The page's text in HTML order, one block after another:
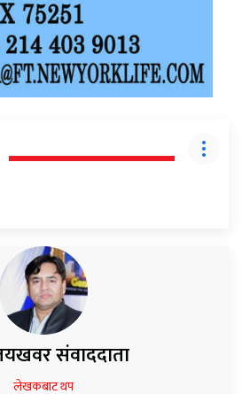
संवाददाता
लेखकबाट थप